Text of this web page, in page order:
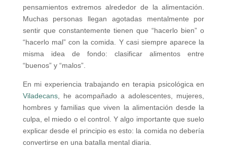
pensamientos extremos alrededor de la alimentación.
Muchas personas llegan agotadas mentalmente por
sentir que constantemente tienen que “hacerlo bien” o
“hacerlo mal” con la comida. Y casi siempre aparece la
misma idea de fondo: clasificar alimentos entre
“buenos” y “malos”.
En mi experiencia trabajando en terapia psicológica en
Viladecans, he acompañado a adolescentes, mujeres,
hombres y familias que viven la alimentación desde la
culpa, el miedo o el control. Y algo importante que suelo
explicar desde el principio es esto: la comida no debería
convertirse en una batalla mental diaria.